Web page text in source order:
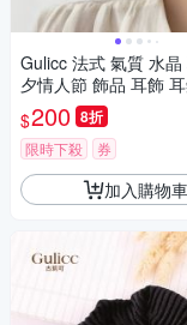
Gulicc 法式 氣質 水
夕情人節 飾品 耳飾
耳墜 禮物 )
$200 8折
限時下殺 券
加入購物車